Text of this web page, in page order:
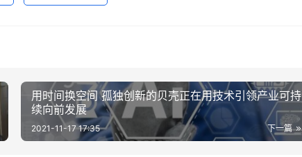
用时间换空间 孤独创新的贝壳正在用技术引领产业可持
续向前发展
下一篇
2021-11-17 17:35